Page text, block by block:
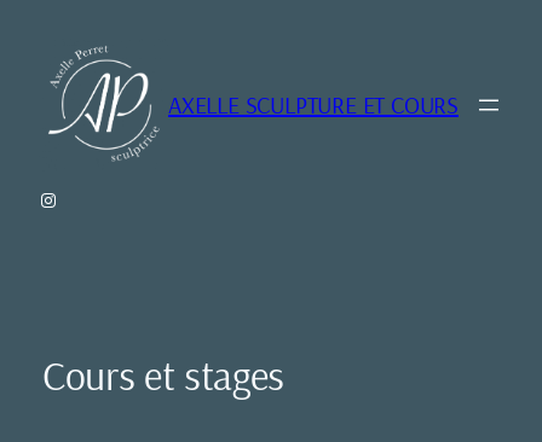
contenu
AXELLE SCULPTURE ET COURS
Instagram
Cours et stages